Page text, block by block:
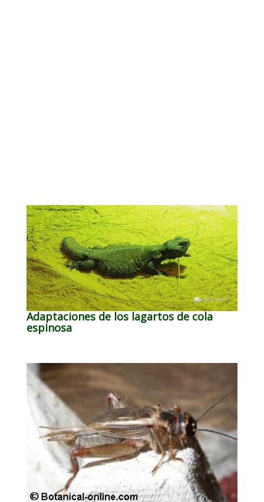
Adaptaciones de los lagartos de cola
espinosa